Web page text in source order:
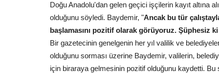
Doğu Anadolu'dan gelen geçici işçilerin kayıt altına
olduğunu söyledi. Baydemir, "Ancak bu tür
başlamasını pozitif olarak görüyoruz. Şüphesiz
Bir gazetecinin genelgenin her yıl valilik ve
olduğunu sorması üzerine Baydemir, valilerin,
için biraraya gelmesinin pozitif olduğunu kaydetti.